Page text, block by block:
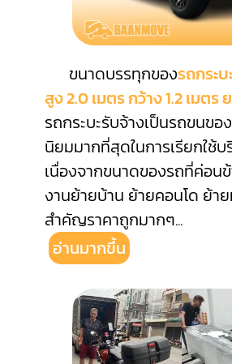
ขนาดบรรทุกของรถกระ
สูง 2.0 เมตร กว้าง 1.2 เมตร
รถกระบะรับจ้างเป็นรถขนขอ
นิยมมากที่สุดในการเรียกใช้บ
เนื่องจากขนาดของรถที่ค่อนข้
งานย้ายบ้าน ย้ายคอนโด ย้า
สำคัญราคาถูกมากๆ...
อ่านมากขึ้น